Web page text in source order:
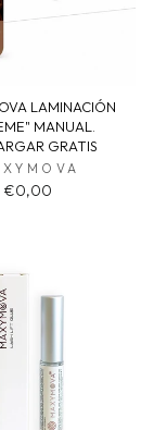
LAMINACIÓN
MANUAL.
GRATIS
€0,00